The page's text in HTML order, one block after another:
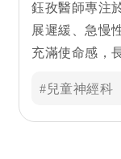
鈺孜醫師專注
展遲緩、急慢
充滿使命感，
好的事」的信
持。
#兒童神經科